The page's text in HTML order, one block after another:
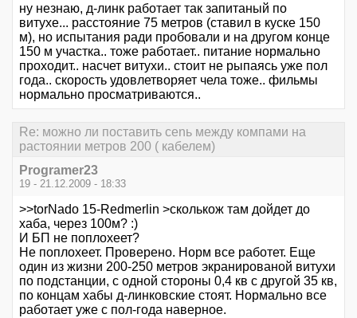
ну незнаю, д-линк работает так запитаный по
витухе... расстояние 75 метров (ставил в куске 150
м), но испытания ради пробовали и на другом конце
150 м участка.. тоже работает.. питание нормально
проходит.. насчет витухи.. стоит не рыпаясь уже пол
года.. скорость удовлетворяет чела тоже.. фильмы
нормально просматриваются..
Re: можно ли поставить сеnь между компами на
растоянии метров 200 ( кабелем)
Programer23
19 - 21.12.2009 - 18:33
>>torNado 15-Redmerlin >сколькож там дойдет до
хаба, через 100м? :)
И БП не поплохеет?
Не поплохеет. Проверено. Норм все работет. Еще
один из жизни 200-250 метров экранированой витухи
по подстанции, с одной стороны 0,4 кв с другой 35 кв,
по концам хабы д-линковские стоят. Нормально все
работает уже с пол-года наверное.